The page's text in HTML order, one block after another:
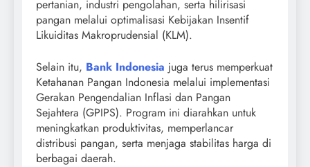
pertanian, industri pengolahan, serta hilirisasi
pangan melalui optimalisasi Kebijakan Insentif
Likuiditas Makroprudensial (KLM).
Selain itu, Bank Indonesia juga terus memperkuat
Ketahanan Pangan Indonesia melalui implementasi
Gerakan Pengendalian Inflasi dan Pangan
Sejahtera (GPIPS). Program ini diarahkan untuk
meningkatkan produktivitas, memperlancar
distribusi pangan, serta menjaga stabilitas harga di
berbagai daerah.